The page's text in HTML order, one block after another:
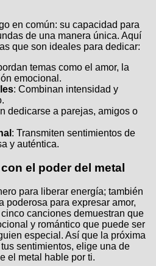
en común: su capacidad para
de una manera única. Aquí
que son ideales para dedicar:
temas como el amor, la
emocional.
: Combinan intensidad y
dedicarse a parejas, amigos o
: Transmiten sentimientos de
y auténtica.
el poder del metal
para liberar energía; también
poderosa para expresar amor,
canciones demuestran que
y romántico que puede ser
especial. Así que la próxima
sentimientos, elige una de
el metal hable por ti.